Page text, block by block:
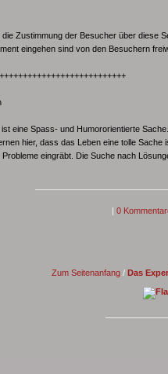
Zustimmung der Besucher über diese
eingehen sind von den Besuchern
eine Spass- und Humororientierte
hier, dass das Leben eine tolle Sache
eingräbt. Die Suche nach
0
Zum Seitenanfang/ Das